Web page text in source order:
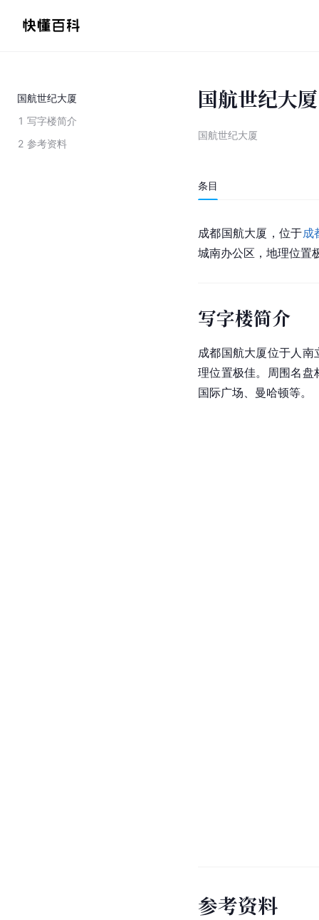
国航世纪大厦
1 写字楼简介
2 参考资料
国航世纪大厦
国航世纪大厦
条目
成都国航大厦，位于成
城南办公区，地理位置
写字楼简介
成都国航大厦位于人
理位置极佳。周围名盘
国际广场、曼哈顿等。
参考资料